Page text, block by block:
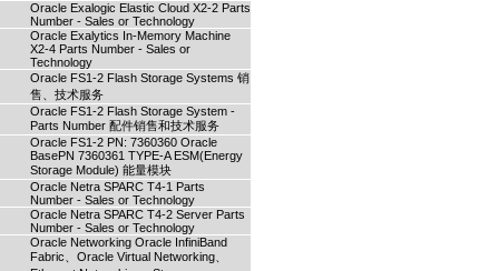
Oracle Exalogic Elastic Cloud X2-2 Parts
Number - Sales or Technology
Oracle Exalytics In-Memory Machine
X2-4 Parts Number - Sales or
Technology
Oracle FS1-2 Flash Storage Systems 销
售、技术服务
Oracle FS1-2 Flash Storage System -
Parts Number 配件销售和技术服务
Oracle FS1-2 PN: 7360360 Oracle
BasePN 7360361 TYPE-A ESM(Energy
Storage Module) 能量模块
Oracle Netra SPARC T4-1 Parts
Number - Sales or Technology
Oracle Netra SPARC T4-2 Server Parts
Number - Sales or Technology
Oracle Networking Oracle InfiniBand
Fabric、Oracle Virtual Networking、